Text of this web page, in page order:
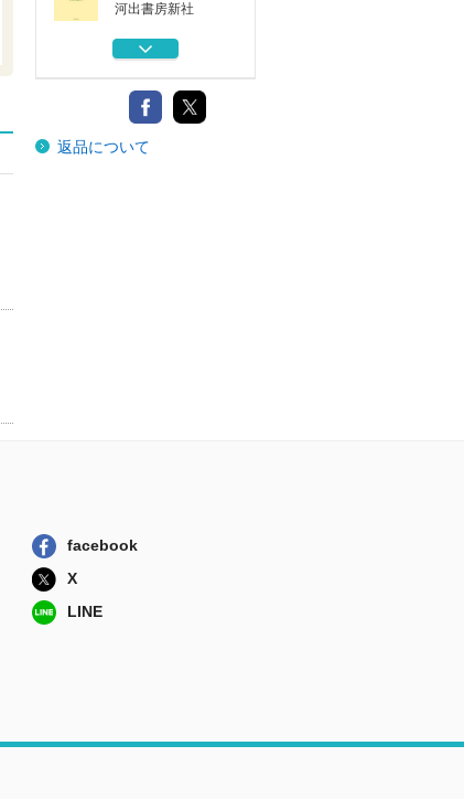
河出書房新社
ダーウィンの隠さ
法政大学出版局
ドゥルーズとガタ
リ交差的評伝
リ交差的評伝
返品について
facebook
X
LINE